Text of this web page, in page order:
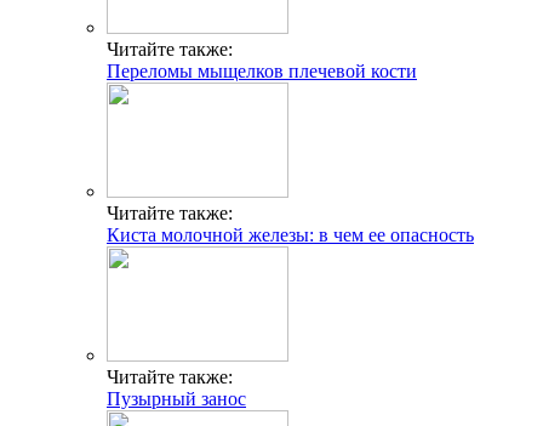
Читайте также:
Переломы мыщелков плечевой кости
Читайте также:
Киста молочной железы: в чем ее опасность
Читайте также:
Пузырный занос